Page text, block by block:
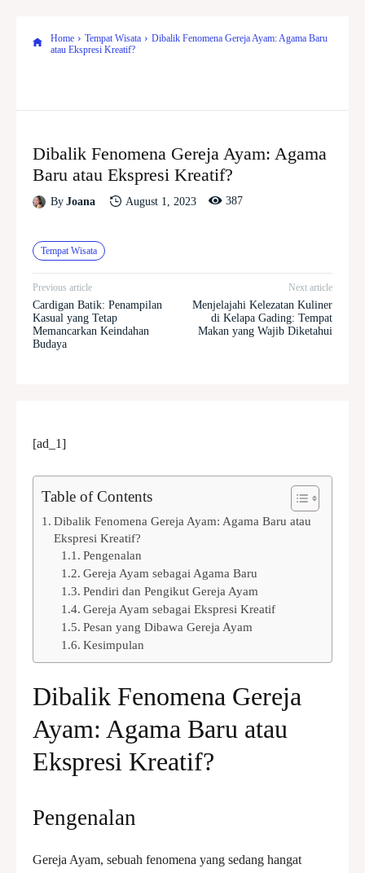
Home Tempat Wisata
Dibalik Fenomena Gereja Ayam: Agama Baru
atau Ekspresi Kreatif?
Dibalik Fenomena Gereja Ayam: Agama
Baru atau Ekspresi Kreatif?
By Joana August 1, 2023 387
Tempat Wisata
Previous article
Cardigan Batik: Penampilan
Kasual yang Tetap
Memancarkan Keindahan
Budaya
Next article
Menjelajahi Kelezatan Kuliner
di Kelapa Gading: Tempat
Makan yang Wajib Diketahui
[ad_1]
Table of Contents
Dibalik Fenomena Gereja Ayam: Agama Baru atau
Ekspresi Kreatif?
Pengenalan
Gereja Ayam sebagai Agama Baru
Pendiri dan Pengikut Gereja Ayam
Gereja Ayam sebagai Ekspresi Kreatif
Pesan yang Dibawa Gereja Ayam
Kesimpulan
Dibalik Fenomena Gereja
Ayam: Agama Baru atau
Ekspresi Kreatif?
Pengenalan
Gereja Ayam, sebuah fenomena yang sedang hangat